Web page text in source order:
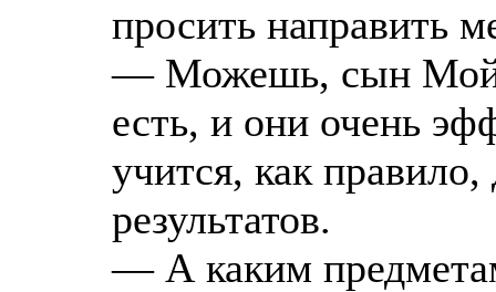
просить направить
— Можешь, сын Мой.
есть, и они очень
учится, как
результатов.
— А каким